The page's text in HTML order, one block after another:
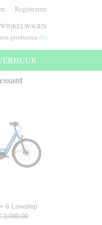
Registreren
producten (0)
6 Lowstep
3.099,00